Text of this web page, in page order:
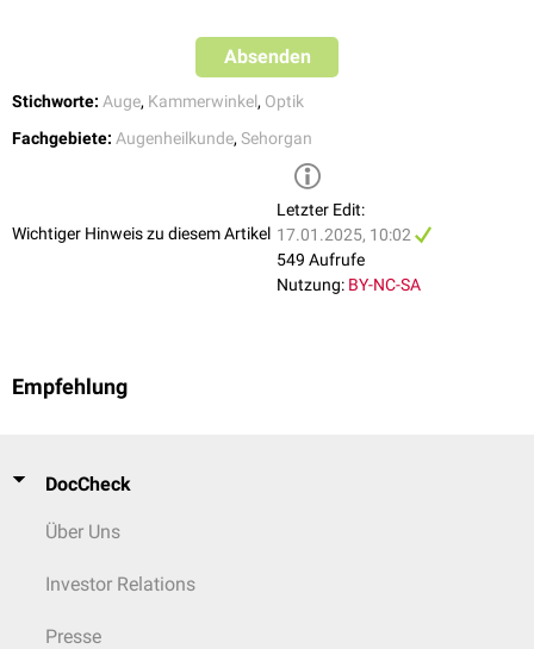
Absenden
Stichworte: Auge, Kammerwinkel, Optik
Fachgebiete: Augenheilkunde, Sehorgan
Wichtiger Hinweis zu diesem Artikel
Letzter Edit:
17.01.2025, 10:02
549 Aufrufe
Nutzung: BY-NC-SA
Empfehlung
DocCheck
Über Uns
Investor Relations
Presse